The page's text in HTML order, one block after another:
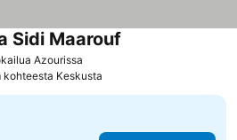
Azourissa
Sidi Maarouf
kohteesta Keskusta